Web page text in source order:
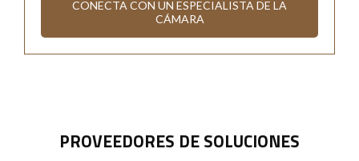
CONECTA CON UN ESPECIALISTA DE LA
CÁMARA
PROVEEDORES DE SOLUCIONES